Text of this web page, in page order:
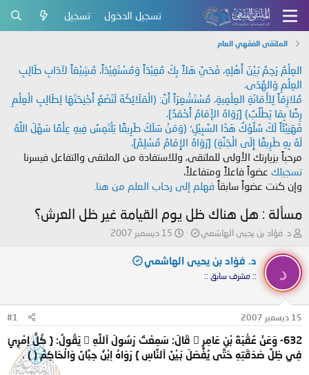
تسجيل الدخول تسجيل
الملتقى الفقهي العام
العِلْمُ رَحِمٌ بَيْنَ أَهْلِهِ، فَحَيَّ هَلاً بِكَ مُفِيْدَاً وَمُسْتَفِيْدَاً، مُشِيْعَاً لآدَابِ طَالِبِ
العِلْمِ وَالهُدَى،
مُلازِمَاً لِلأَمَانَةِ العِلْمِيةِ، مُسْتَشْعِرَاً أَنَّ: (الْمَلَائِكَةَ لَتَضَعُ أَجْنِحَتَهَا لِطَالِبِ الْعِلْمِ
رِضًا بِمَا يَطْلُبُ) [رَوَاهُ الإَمَامُ أَحْمَدُ]،
فَهَنِيْئَاً لَكَ سُلُوْكُ هَذَا السَّبِيْلِ؛ (وَمَنْ سَلَكَ طَرِيقًا يَلْتَمِسُ فِيهِ عِلْمًا سَهَّلَ اللَّهُ
لَهُ بِهِ طَرِيقًا إِلَى الْجَنَّةِ) [رَوَاهُ الإِمَامُ مُسْلِمٌ]،
مرحباً بزيارتك الأولى للملتقى، وللاستفادة من الملتقى والتفاعل فيسرنا
تسجيلك عضواً فاعلاً ومتفاعلاً،
وإن كنت عضواً سابقاً فهلم إلى رحاب العلم من هنا.
مسألة : هل هناك ظل يوم القيامة غير ظل العرش؟
ب
د
ئ
ل
م
و
و
ع
د. فؤاد بن يحيى الهاشمي
ت
ر
ي
ل
ء
15 ديسمبر 2007
د
د. فؤاد بن يحيى الهاشمي
:: مشرف سابق ::
15 ديسمبر 2007 #1
632- وَعَنْ عُقْبَةَ بْنِ عَامِرٍ  قَالَ: سَمِعْتُ رَسُولَ اَللَّهِ  يَقُولُ: { كُلُّ اِمْرِئٍ
فِي ظِلِّ صَدَقَتِهِ حَتَّى يُفْصَلَ بَيْنَ اَلنَّاسِ } رَوَاهُ اِبْنُ حِبَّانَ وَالْحَاكِمُ ( ) .